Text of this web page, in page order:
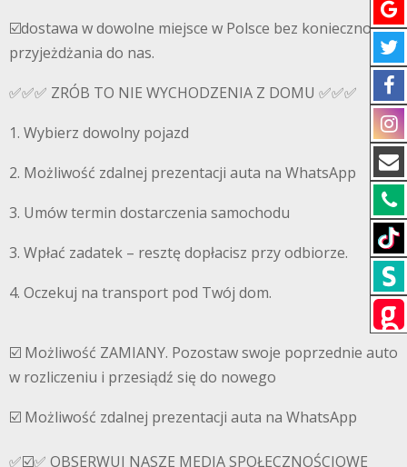
☑️dostawa w dowolne miejsce w Polsce bez konieczności
przyjeżdżania do nas.
✅✅✅ ZRÓB TO NIE WYCHODZENIA Z DOMU ✅✅✅
1. Wybierz dowolny pojazd
2. Możliwość zdalnej prezentacji auta na WhatsApp
3. Umów termin dostarczenia samochodu
3. Wpłać zadatek – resztę dopłacisz przy odbiorze.
4. Oczekuj na transport pod Twój dom.
☑️ Możliwość ZAMIANY. Pozostaw swoje poprzednie auto
w rozliczeniu i przesiądź się do nowego
☑️ Możliwość zdalnej prezentacji auta na WhatsApp
✅☑️✅ OBSERWUJ NASZE MEDIA SPOŁECZNOŚCIOWE